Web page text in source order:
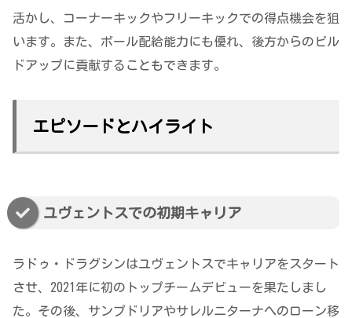
活かし、コーナーキックやフリーキックでの得点機会を狙
います。また、ボール配給能力にも優れ、後方からのビル
ドアップに貢献することもできます。
エピソードとハイライト
ユヴェントスでの初期キャリア
ラドゥ・ドラグシンはユヴェントスでキャリアをスタート
させ、2021年に初のトップチームデビューを果たしまし
た。その後、サンプドリアやサレルニターナへのローン移